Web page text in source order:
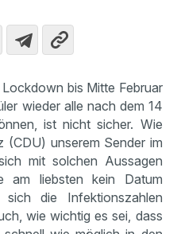
bis Mitte Februar
wieder alle nach dem 14
ist nicht sicher. Wie
(CDU) unserem Sender im
mit solchen Aussagen
am liebsten kein Datum
die Infektionszahlen
wie wichtig es sei, dass